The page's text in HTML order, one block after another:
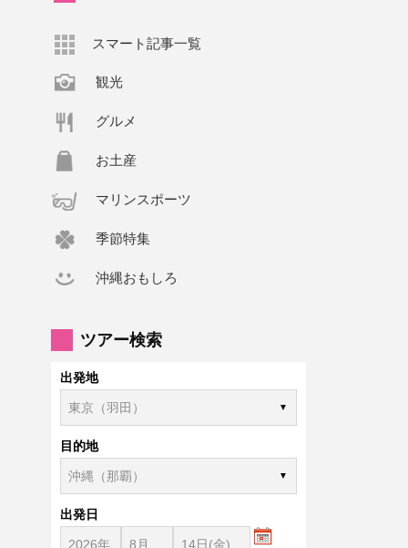
スマート記事一覧
観光
グルメ
お土産
マリンスポーツ
季節特集
沖縄おもしろ
ツアー検索
出発地
目的地
出発日